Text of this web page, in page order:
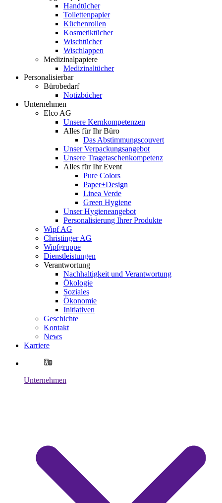
Handtücher
Toilettenpapier
Küchenrollen
Kosmetiktücher
Wischtücher
Wischlappen
Medizinalpapiere
Medizinaltücher
Personalisierbar
Bürobedarf
Notizbücher
Unternehmen
Elco AG
Unsere Kernkompetenzen
Alles für Ihr Büro
Das Abstimmungscouvert
Unser Verpackungsangebot
Unsere Tragetaschenkompetenz
Alles für Ihr Event
Pure Colors
Paper+Design
Linea Verde
Green Hygiene
Unser Hygieneangebot
Personalisierung Ihrer Produkte
Wipf AG
Christinger AG
Wipfgruppe
Dienstleistungen
Verantwortung
Nachhaltigkeit und Verantwortung
Ökologie
Soziales
Ökonomie
Initiativen
Geschichte
Kontakt
News
Karriere
Unternehmen